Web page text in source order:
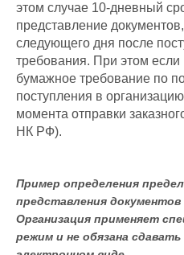
этом случае 10-дневный
представление
следующего дня после
требования. При этом если
бумажное требование по
поступления в
момента отправки
НК РФ).
Пример определения
представления
Организация применяет
режим и не обязана